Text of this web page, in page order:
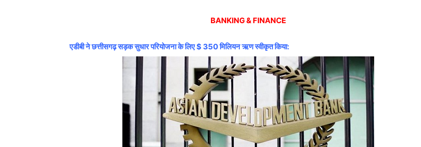
BANKING & FINANCE
एडीबी ने छत्तीसगढ़ सड़क सुधार परियोजना के लिए $ 350 मिलियन ऋण स्वीकृत किया: